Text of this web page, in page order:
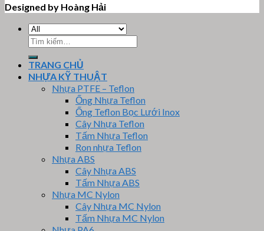
Designed by Hoàng Hải
Tìm
kiếm:
TRANG CHỦ
NHỰA KỸ THUẬT
Nhựa PTFE – Teflon
Ống Nhựa Teflon
Ống Teflon Bọc Lưới Inox
Cây Nhựa Teflon
Tấm Nhựa Teflon
Ron nhựa Teflon
Nhựa ABS
Cây Nhựa ABS
Tấm Nhựa ABS
Nhựa MC Nylon
Cây Nhựa MC Nylon
Tấm Nhựa MC Nylon